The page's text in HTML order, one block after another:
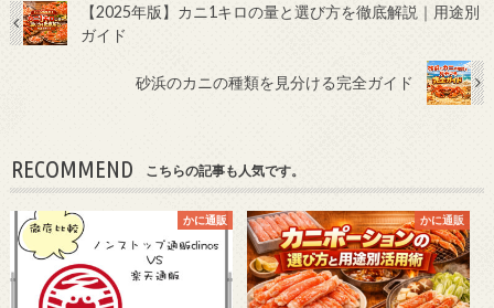
【2025年版】カニ1キロの量と選び方を徹底解説｜用途別
ガイド
砂浜のカニの種類を見分ける完全ガイド
RECOMMEND こちらの記事も人気です。
かに通販 かに通販